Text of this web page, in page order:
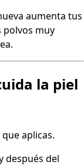
aumenta tus
polvos muy
la piel
aplicas.
después del